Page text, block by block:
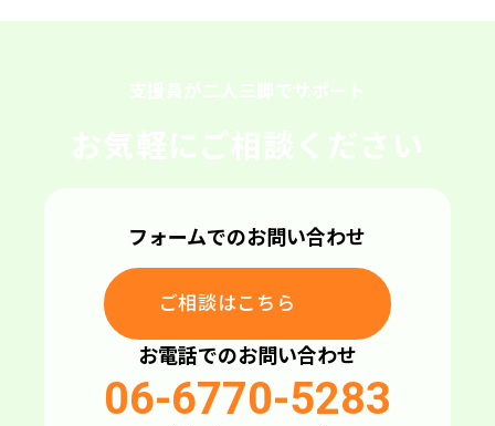
支援員が二人三脚でサポート
お気軽にご相談ください
フォームでのお問い合わせ
ご相談はこちら
ご相談はこちら
お電話でのお問い合わせ
06-6770-5283